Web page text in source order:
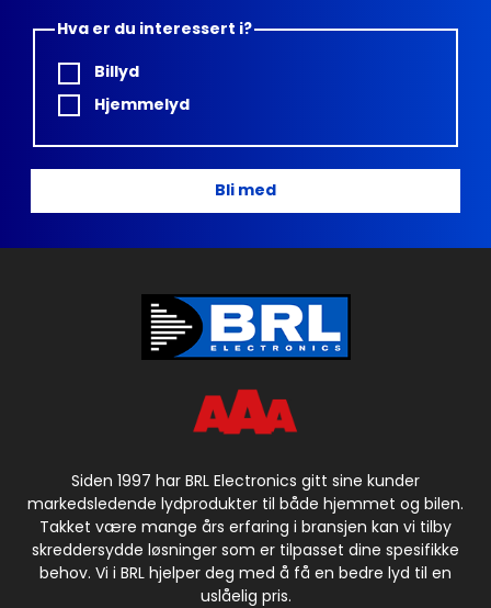
Hva er du interessert i?
Billyd
Hjemmelyd
Bli med
Siden 1997 har BRL Electronics gitt sine kunder
markedsledende lydprodukter til både hjemmet og bilen.
Takket være mange års erfaring i bransjen kan vi tilby
skreddersydde løsninger som er tilpasset dine spesifikke
behov. Vi i BRL hjelper deg med å få en bedre lyd til en
uslåelig pris.